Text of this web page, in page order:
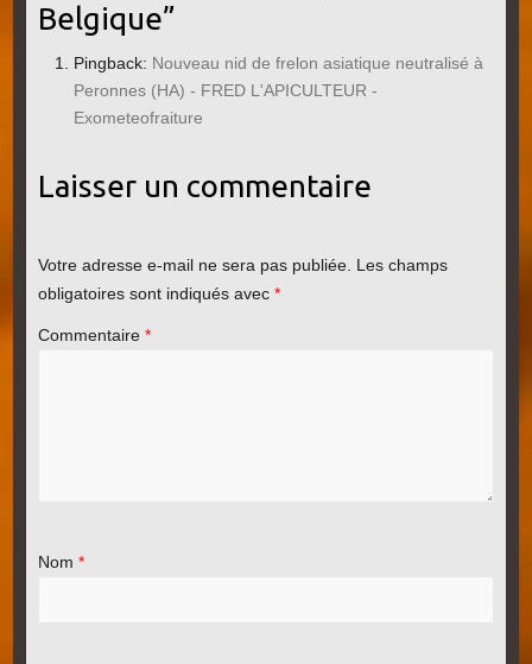
Belgique”
Pingback: Nouveau nid de frelon asiatique neutralisé à
Peronnes (HA) - FRED L'APICULTEUR -
Exometeofraiture
Laisser un commentaire
Votre adresse e-mail ne sera pas publiée. Les champs
obligatoires sont indiqués avec *
Commentaire *
Nom *